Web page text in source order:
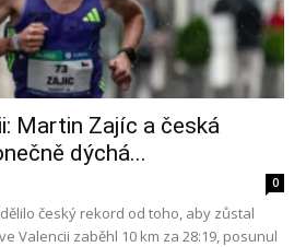
Martin Zajíc a česká
dýchá...
0
český rekord od toho, aby zůstal
Valencii zaběhl 10 km za 28:19, posunul